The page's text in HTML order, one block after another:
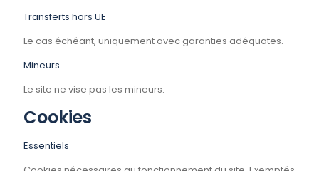
Transferts hors UE
Le cas échéant, uniquement avec garanties adéquates.
Mineurs
Le site ne vise pas les mineurs.
Cookies
Essentiels